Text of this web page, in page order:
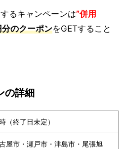
るキャンペーンは”併用
のクーポンをGETすること
の詳細
（終了日未定）
屋市・瀬戸市・津島市・尾張旭